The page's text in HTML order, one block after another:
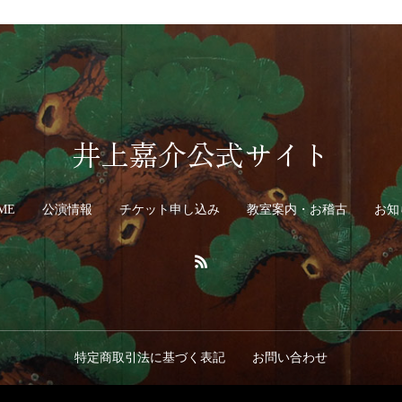
井上嘉介公式サイト
公演情報 チケット申し込み 教室案内・お稽古 お知
特定商取引法に基づく表記 お問い合わせ